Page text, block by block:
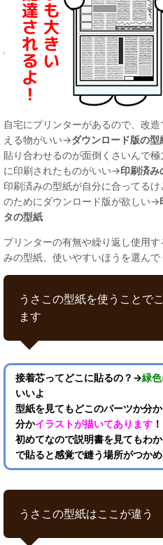
自宅にプリンターがあるので、改
える物がいい→ダウンロード版の型
貼り合わせるのが面倒くさいんで
に印刷されたものがいい→印刷済み
印刷済みの型紙が自分に合ってる
のためにダウンロード版が欲しい→
タの型紙
プリンターの有無や繰り返し使用
みの型紙、使いやすいほうを選んで
うさこの型紙を使うことで
ます
接着芯ってどこに貼るの？→緑
いいよ
型紙を見てもどこのパーツか分
分かイラストが描いてあります ！
初めてなので説明書を見てもわ
で貼ると感覚で縫う場所がつかめ
うさこの型紙はここが違う